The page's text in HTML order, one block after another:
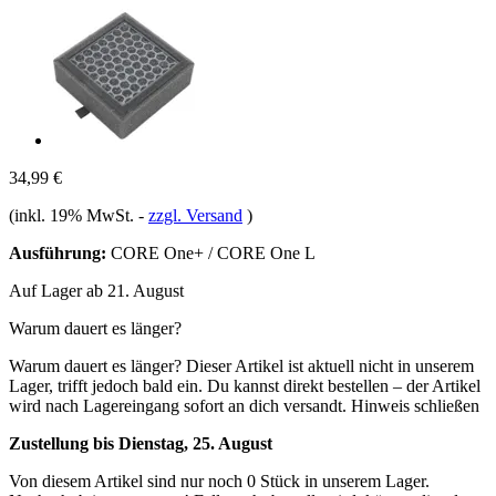
34,99 €
(inkl. 19% MwSt. - zzgl. Versand )
Ausführung: CORE One+ / CORE One L
Auf Lager ab 21. August
Warum dauert es länger?
Warum dauert es länger? Dieser Artikel ist aktuell nicht in unserem
Lager, trifft jedoch bald ein. Du kannst direkt bestellen – der Artikel
wird nach Lagereingang sofort an dich versandt. Hinweis schließen
Zustellung bis Dienstag, 25. August
Von diesem Artikel sind nur noch 0 Stück in unserem Lager.